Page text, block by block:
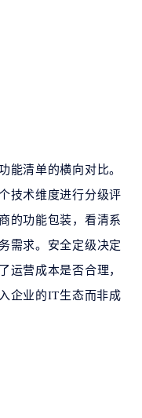
能清单的横向对比。
技术维度进行分级评
的功能包装，看清系
需求。安全定级决定
运营成本是否合理，
企业的IT生态而非成